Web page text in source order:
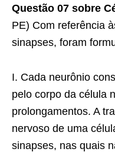
Questão 07 sobre
PE) Com referência
sinapses, foram
I. Cada neurônio
pelo corpo da célula
prolongamentos. A
nervoso de uma
sinapses, nas quais